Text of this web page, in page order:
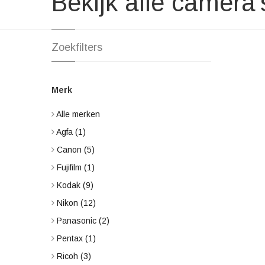
Zoekfilters
Merk
Alle merken
Agfa (1)
Canon (5)
Fujifilm (1)
Kodak (9)
Nikon (12)
Panasonic (2)
Pentax (1)
Ricoh (3)